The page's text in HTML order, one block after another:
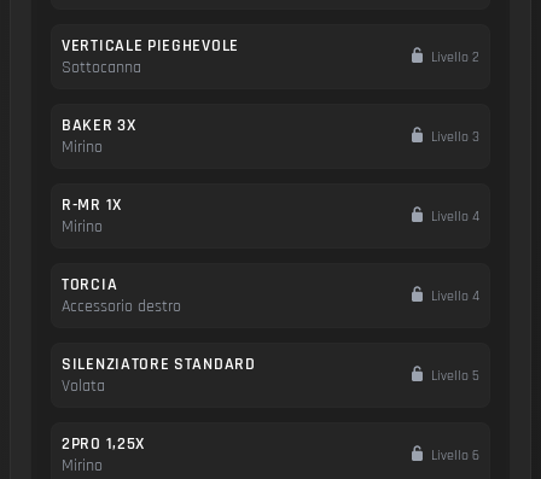
VERTICALE PIEGHEVOLE
Sottocanna
Livello 2
BAKER 3X
Mirino
Livello 3
R-MR 1X
Mirino
Livello 4
TORCIA
Accessorio destro
Livello 4
SILENZIATORE STANDARD
Volata
Livello 5
2PRO 1,25X
Mirino
Livello 6